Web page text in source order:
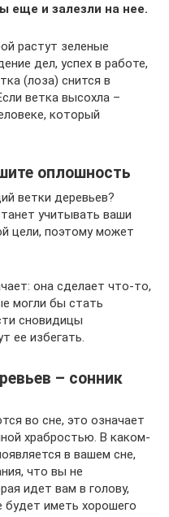
еще и залезли на нее.
растут зеленые
дел, успех в работе,
(лоза) снится в
ветка высохла –
который
оплошность
ветки деревьев?
учитывать ваши
цели, поэтому может
она сделает что-то,
могли бы стать
сновидицы
ее избегать.
– сонник
во сне, это означает
храбростью. В каком-
в вашем сне,
что вы не
идет вам в голову,
будет иметь хорошего